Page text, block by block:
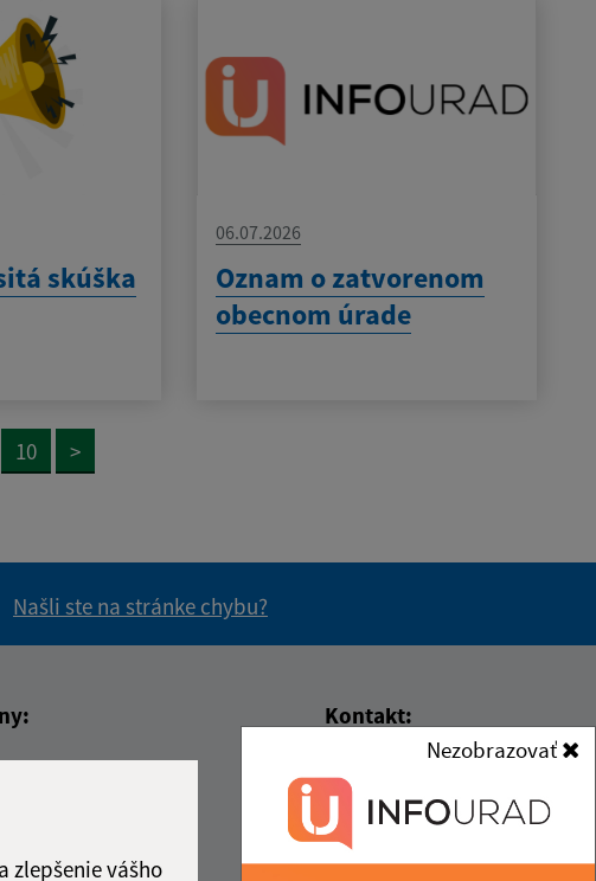
zlepšenie vášho
Nezobrazovať
skúška
06.07.2026
Oznam o zatvorenom
obecnom úrade
10 >
Našli ste na stránke chybu?
08:00 - 15:00
Kontakt:
Obecný úrad Rokycany
Rokycany č. 45
082 41 pošta Bajerov